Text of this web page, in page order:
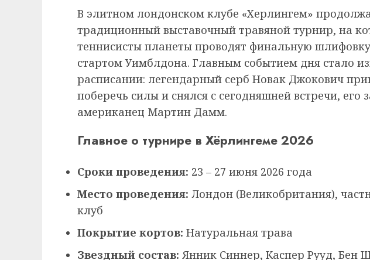
В элитном лондонском клубе «Херлингем»
традиционный выставочный травяной турнир, на
теннисисты планеты проводят финальную
стартом Уимблдона. Главным событием дня стало
расписании: легендарный серб Новак Джокович
поберечь силы и снялся с сегодняшней встречи, его
американец Мартин Дамм.
Главное о турнире в Хёрлингеме 2026
Сроки проведения: 23 – 27 июня 2026 года
Место проведения: Лондон (Великобритания),
клуб
Покрытие кортов: Натуральная трава
Звездный состав: Янник Синнер, Каспер Рууд, Бен